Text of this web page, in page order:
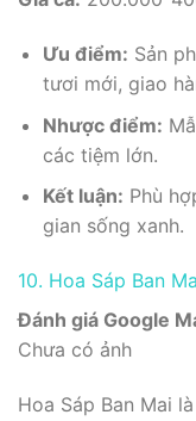
Ưu điểm: Sản
tươi mới, giao
Nhược điểm:
các tiệm lớn.
Kết luận: Phù
gian sống xanh.
10. Hoa Sáp Ban
Đánh giá Google
Chưa có ảnh
Hoa Sáp Ban Mai